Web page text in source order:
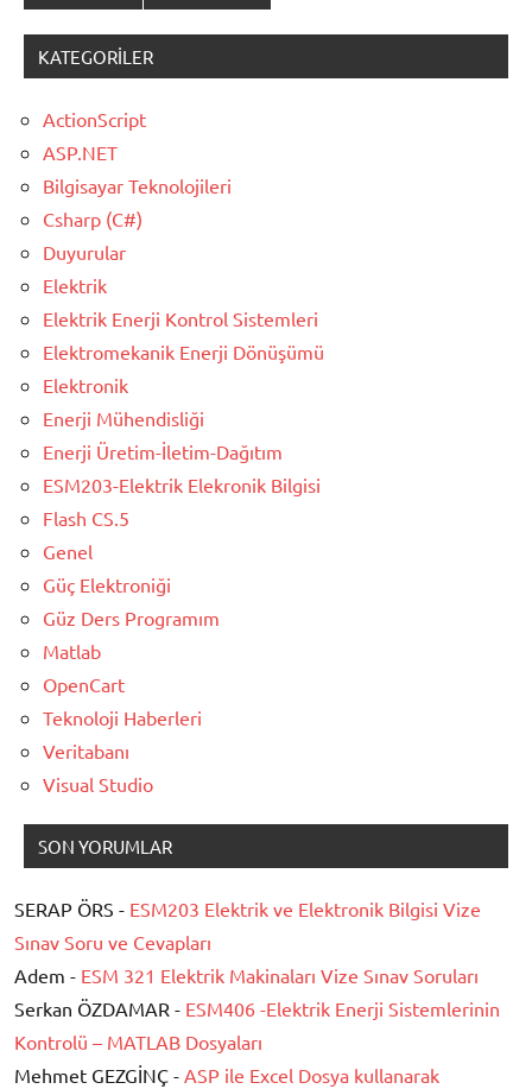
KATEGORILER
ActionScript
ASP.NET
Bilgisayar Teknolojileri
Csharp (C#)
Duyurular
Elektrik
Elektrik Enerji Kontrol Sistemleri
Elektromekanik Enerji Dönüşümü
Elektronik
Enerji Mühendisliği
Enerji Üretim-İletim-Dağıtım
ESM203-Elektrik Elekronik Bilgisi
Flash CS.5
Genel
Güç Elektroniği
Güz Ders Programım
Matlab
OpenCart
Teknoloji Haberleri
Veritabanı
Visual Studio
SON YORUMLAR
SERAP ÖRS - ESM203 Elektrik ve Elektronik Bilgisi Vize
Sınav Soru ve Cevapları
Adem - ESM 321 Elektrik Makinaları Vize Sınav Soruları
Serkan ÖZDAMAR - ESM406 -Elektrik Enerji Sistemlerinin
Kontrolü – MATLAB Dosyaları
Mehmet GEZGİNÇ - ASP ile Excel Dosya kullanarak